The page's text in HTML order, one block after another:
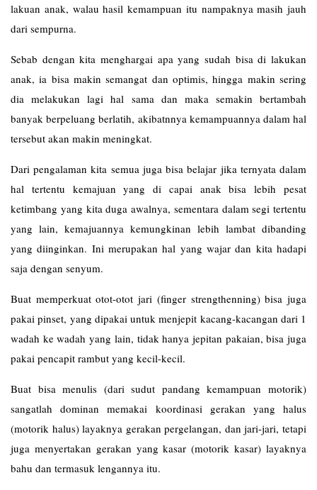
lakuan anak, walau hasil kemampuan itu nampaknya masih jauh
dari sempurna.
Sebab dengan kita menghargai apa yang sudah bisa di lakukan
anak, ia bisa makin semangat dan optimis, hingga makin sering
dia melakukan lagi hal sama dan maka semakin bertambah
banyak berpeluang berlatih, akibatnnya kemampuannya dalam hal
tersebut akan makin meningkat.
Dari pengalaman kita semua juga bisa belajar jika ternyata dalam
hal tertentu kemajuan yang di capai anak bisa lebih pesat
ketimbang yang kita duga awalnya, sementara dalam segi tertentu
yang lain, kemajuannya kemungkinan lebih lambat dibanding
yang diinginkan. Ini merupakan hal yang wajar dan kita hadapi
saja dengan senyum.
Buat memperkuat otot-otot jari (finger strengthenning) bisa juga
pakai pinset, yang dipakai untuk menjepit kacang-kacangan dari 1
wadah ke wadah yang lain, tidak hanya jepitan pakaian, bisa juga
pakai pencapit rambut yang kecil-kecil.
Buat bisa menulis (dari sudut pandang kemampuan motorik)
sangatlah dominan memakai koordinasi gerakan yang halus
(motorik halus) layaknya gerakan pergelangan, dan jari-jari, tetapi
juga menyertakan gerakan yang kasar (motorik kasar) layaknya
bahu dan termasuk lengannya itu.